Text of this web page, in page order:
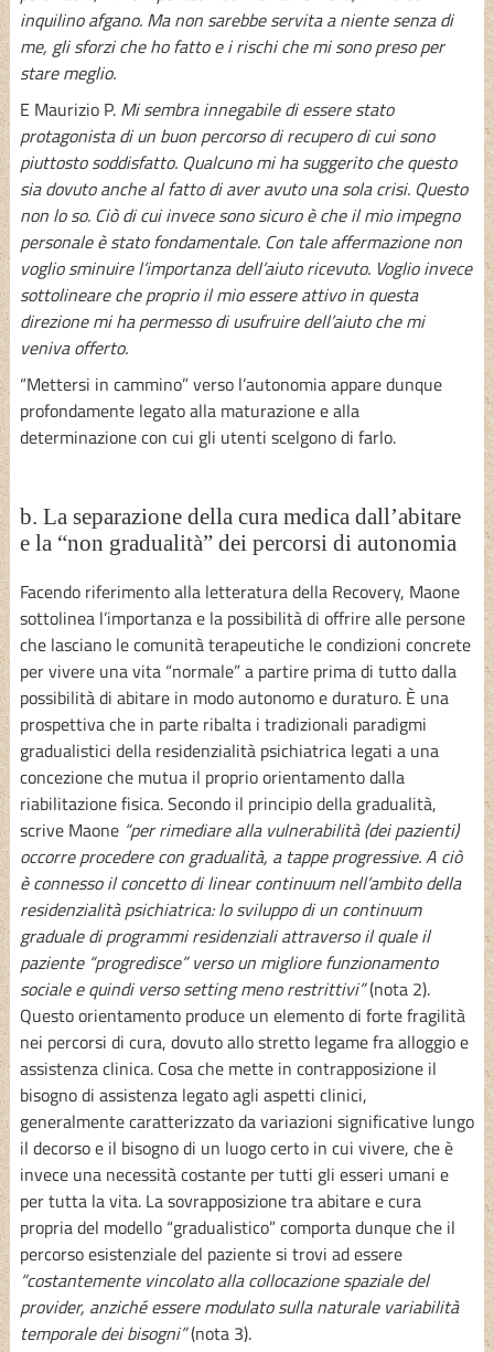
inquilino afgano. Ma non sarebbe servita a niente senza di
me, gli sforzi che ho fatto e i rischi che mi sono preso per
stare meglio.
E Maurizio P. Mi sembra innegabile di essere stato
protagonista di un buon percorso di recupero di cui sono
piuttosto soddisfatto. Qualcuno mi ha suggerito che questo
sia dovuto anche al fatto di aver avuto una sola crisi. Questo
non lo so. Ciò di cui invece sono sicuro è che il mio impegno
personale è stato fondamentale. Con tale affermazione non
voglio sminuire l’importanza dell’aiuto ricevuto. Voglio invece
sottolineare che proprio il mio essere attivo in questa
direzione mi ha permesso di usufruire dell’aiuto che mi
veniva offerto.
“Mettersi in cammino” verso l’autonomia appare dunque
profondamente legato alla maturazione e alla
determinazione con cui gli utenti scelgono di farlo.
b. La separazione della cura medica dall’abitare
e la “non gradualità” dei percorsi di autonomia
Facendo riferimento alla letteratura della Recovery, Maone
sottolinea l’importanza e la possibilità di offrire alle persone
che lasciano le comunità terapeutiche le condizioni concrete
per vivere una vita “normale” a partire prima di tutto dalla
possibilità di abitare in modo autonomo e duraturo. È una
prospettiva che in parte ribalta i tradizionali paradigmi
gradualistici della residenzialità psichiatrica legati a una
concezione che mutua il proprio orientamento dalla
riabilitazione fisica. Secondo il principio della gradualità,
scrive Maone “per rimediare alla vulnerabilità (dei pazienti)
occorre procedere con gradualità, a tappe progressive. A ciò
è connesso il concetto di linear continuum nell’ambito della
residenzialità psichiatrica: lo sviluppo di un continuum
graduale di programmi residenziali attraverso il quale il
paziente “progredisce” verso un migliore funzionamento
sociale e quindi verso setting meno restrittivi”(nota 2).
Questo orientamento produce un elemento di forte fragilità
nei percorsi di cura, dovuto allo stretto legame fra alloggio e
assistenza clinica. Cosa che mette in contrapposizione il
bisogno di assistenza legato agli aspetti clinici,
generalmente caratterizzato da variazioni significative lungo
il decorso e il bisogno di un luogo certo in cui vivere, che è
invece una necessità costante per tutti gli esseri umani e
per tutta la vita. La sovrapposizione tra abitare e cura
propria del modello “gradualistico” comporta dunque che il
percorso esistenziale del paziente si trovi ad essere
“costantemente vincolato alla collocazione spaziale del
provider, anziché essere modulato sulla naturale variabilità
temporale dei bisogni”(nota 3).